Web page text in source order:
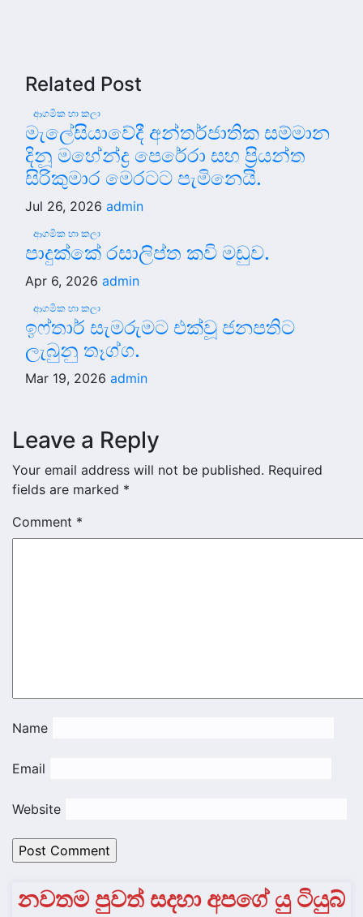
Related Post
ආගමික හා කලා
මැලේසියාවේදී අන්තර්ජාතික සම්මාන
දිනූ මහේන්ද්‍ර පෙරේරා සහ ප්‍රියන්ත
සිරිකුමාර මෙරටට පැමිනෙයි.
Jul 26, 2026 admin
ආගමික හා කලා
පාදුක්කේ රසාලිප්ත කවි මඩුව.
Apr 6, 2026 admin
ආගමික හා කලා
ඉෆ්තාර් සැමරුමට එක්වූ ජනපතිට
ලැබුනු තෑග්ග.
Mar 19, 2026 admin
Leave a Reply
Your email address will not be published. Required
fields are marked *
Comment *
Name
Email
Website
නවතම පුවත් සදහා අපගේ යු ටියුබ්